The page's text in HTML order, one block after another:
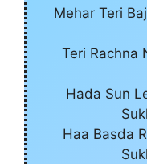
Mehar Teri
Teri Rachna
Hada Sun
Haa Basda